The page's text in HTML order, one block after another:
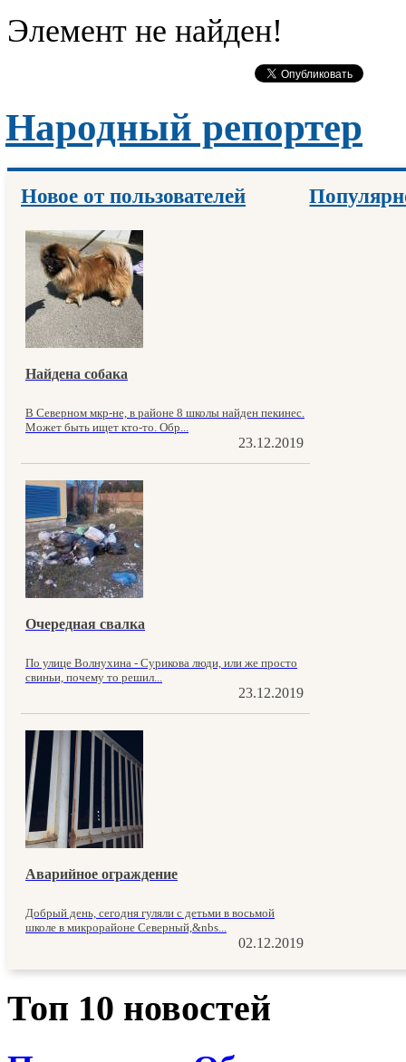
Элемент не найден!
Народный репортер
Новое от пользователей
Найдена собака
В Северном мкр-не, в районе 8 школы найден пекинес.
Может быть ищет кто-то. Обр...
23.12.2019
Очередная свалка
По улице Волнухина - Сурикова люди, или же просто
свиньи, почему то решил...
23.12.2019
Аварийное ограждение
Добрый день, сегодня гуляли с детьми в восьмой
школе в микрорайоне Северный,&nbs...
02.12.2019
Топ 10 новостей